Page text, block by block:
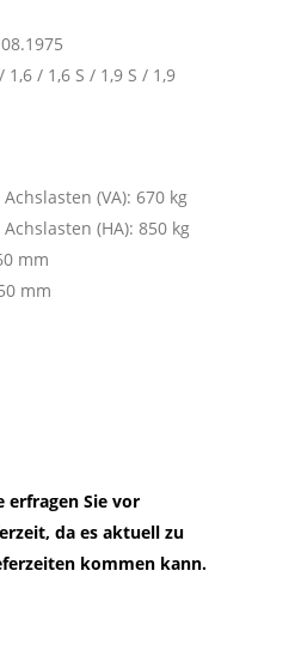
/ 1,6 S / 1,9 S / 1,9
(VA): 670 kg
(HA): 850 kg
mm
mm
erfragen Sie vor
da es aktuell zu
kommen kann.